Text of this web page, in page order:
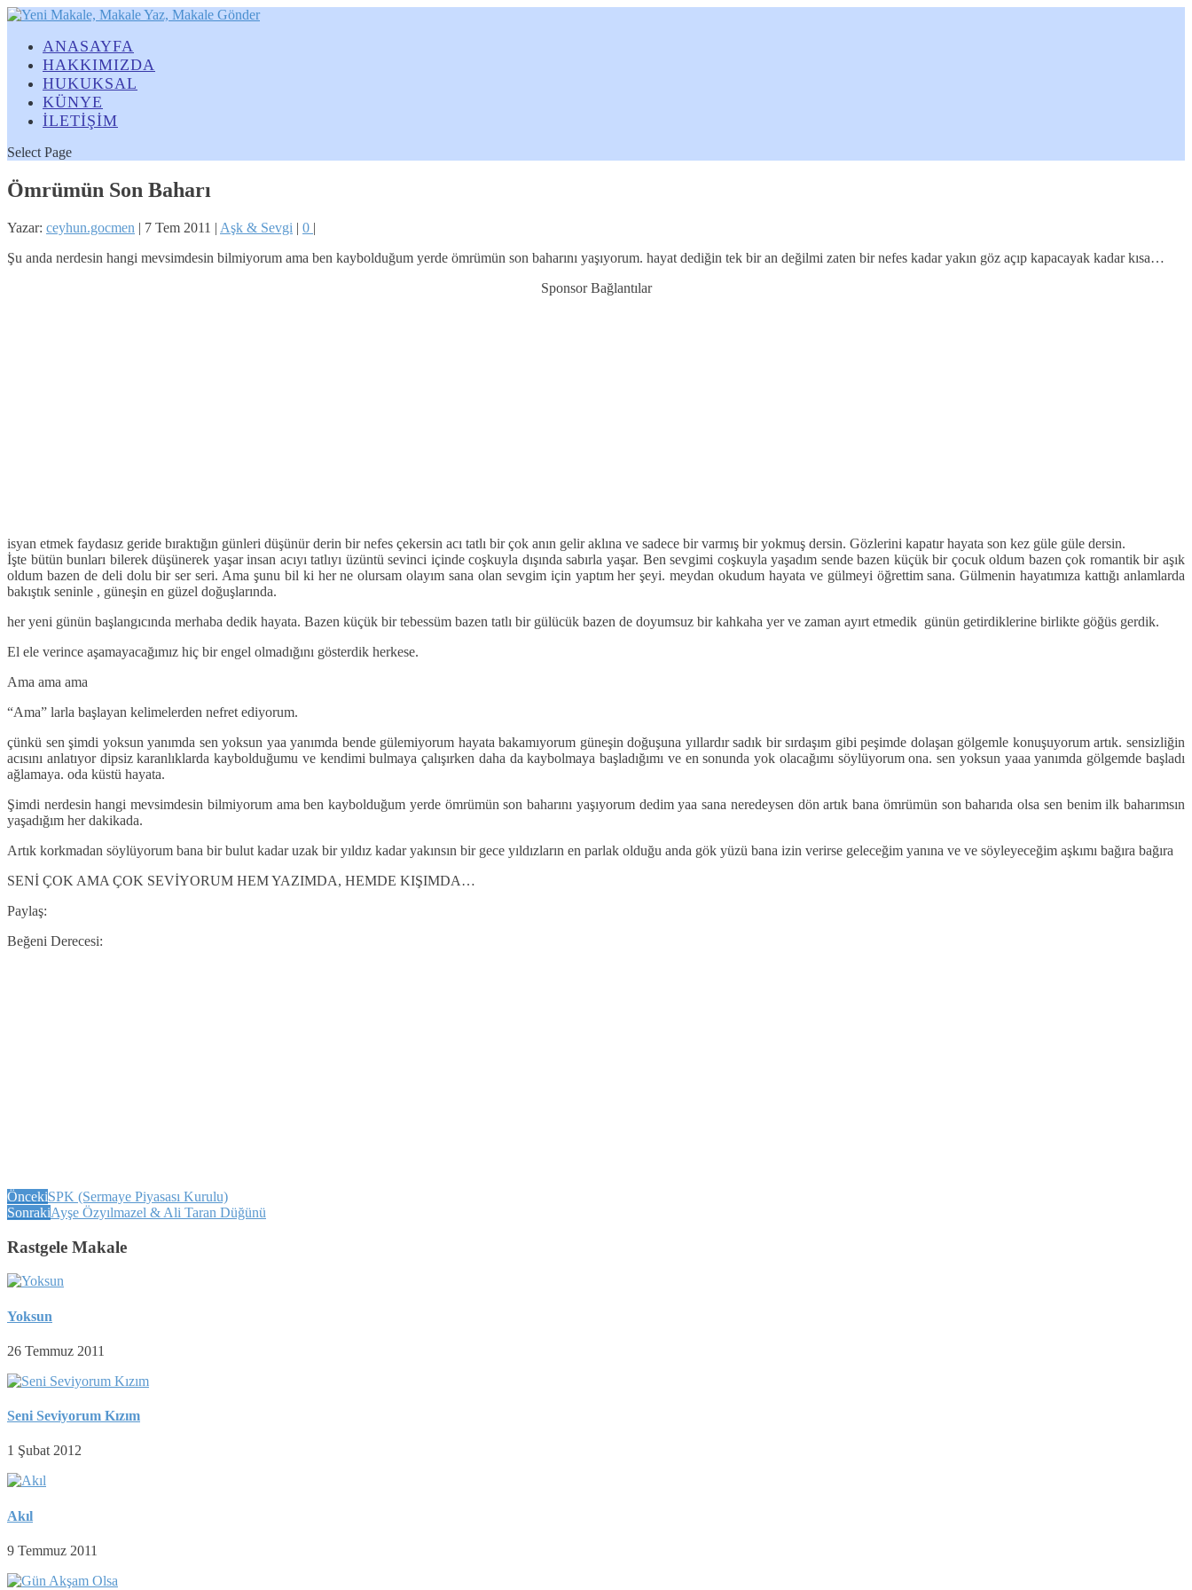
ANASAYFA
HAKKIMIZDA
HUKUKSAL
KÜNYE
İLETİŞİM
Select Page
Ömrümün Son Baharı
Yazar: ceyhun.gocmen | 7 Tem 2011 | Aşk & Sevgi | 0 |
Şu anda nerdesin hangi mevsimdesin bilmiyorum ama ben kaybolduğum yerde ömrümün son baharını yaşıyorum. hayat dediğin tek bir an değilmi zaten bir nefes kadar yakın göz açıp kapacayak kadar kısa…
Sponsor Bağlantılar
isyan etmek faydasız geride bıraktığın günleri düşünür derin bir nefes çekersin acı tatlı bir çok anın gelir aklına ve sadece bir varmış bir yokmuş dersin. Gözlerini kapatır hayata son kez güle güle dersin.
İşte bütün bunları bilerek düşünerek yaşar insan acıyı tatlıyı üzüntü sevinci içinde coşkuyla dışında sabırla yaşar. Ben sevgimi coşkuyla yaşadım sende bazen küçük bir çocuk oldum bazen çok romantik bir aşık
oldum bazen de deli dolu bir ser seri. Ama şunu bil ki her ne olursam olayım sana olan sevgim için yaptım her şeyi. meydan okudum hayata ve gülmeyi öğrettim sana. Gülmenin hayatımıza kattığı anlamlarda
bakıştık seninle , güneşin en güzel doğuşlarında.
her yeni günün başlangıcında merhaba dedik hayata. Bazen küçük bir tebessüm bazen tatlı bir gülücük bazen de doyumsuz bir kahkaha yer ve zaman ayırt etmedik günün getirdiklerine birlikte göğüs gerdik.
El ele verince aşamayacağımız hiç bir engel olmadığını gösterdik herkese.
Ama ama ama
“Ama” larla başlayan kelimelerden nefret ediyorum.
çünkü sen şimdi yoksun yanımda sen yoksun yaa yanımda bende gülemiyorum hayata bakamıyorum güneşin doğuşuna yıllardır sadık bir sırdaşım gibi peşimde dolaşan gölgemle konuşuyorum artık. sensizliğin
acısını anlatıyor dipsiz karanlıklarda kaybolduğumu ve kendimi bulmaya çalışırken daha da kaybolmaya başladığımı ve en sonunda yok olacağımı söylüyorum ona. sen yoksun yaaa yanımda gölgemde başladı
ağlamaya. oda küstü hayata.
Şimdi nerdesin hangi mevsimdesin bilmiyorum ama ben kaybolduğum yerde ömrümün son baharını yaşıyorum dedim yaa sana neredeysen dön artık bana ömrümün son baharıda olsa sen benim ilk baharımsın
yaşadığım her dakikada.
Artık korkmadan söylüyorum bana bir bulut kadar uzak bir yıldız kadar yakınsın bir gece yıldızların en parlak olduğu anda gök yüzü bana izin verirse geleceğim yanına ve ve söyleyeceğim aşkımı bağıra bağıra
SENİ ÇOK AMA ÇOK SEVİYORUM HEM YAZIMDA, HEMDE KIŞIMDA…
Paylaş:
Beğeni Derecesi:
ÖncekiSPK (Sermaye Piyasası Kurulu)
SonrakiAyşe Özyılmazel & Ali Taran Düğünü
Rastgele Makale
Yoksun
26 Temmuz 2011
Seni Seviyorum Kızım
1 Şubat 2012
Akıl
9 Temmuz 2011